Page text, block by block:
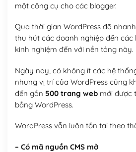
một công cụ cho các blogger.
Qua thời gian WordPress đã
thu hút các doanh nghiệp đến các
kinh nghiệm đến với nền tảng này.
Ngày nay, có không ít các hệ
nhưng vị trí của WordPress cũng
đến gần 500 trang webmới được
bằng WordPress.
WordPress vẫn luôn tồn tại theo
– Có mã nguồn CMS mở